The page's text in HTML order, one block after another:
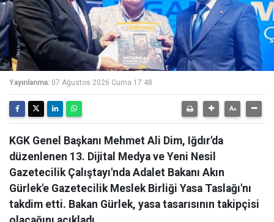
Yayınlanma: 07 Ağustos 2026 Cuma 17:48
KGK Genel Başkanı Mehmet Ali Dim, Iğdır'da
düzenlenen 13. Dijital Medya ve Yeni Nesil
Gazetecilik Çalıştayı'nda Adalet Bakanı Akın
Gürlek'e Gazetecilik Meslek Birliği Yasa Taslağı'nı
takdim etti. Bakan Gürlek, yasa tasarısının takipçisi